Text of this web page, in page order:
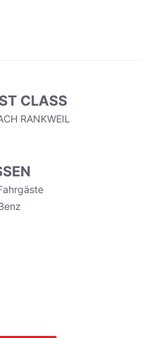
CLASS
RANKWEIL